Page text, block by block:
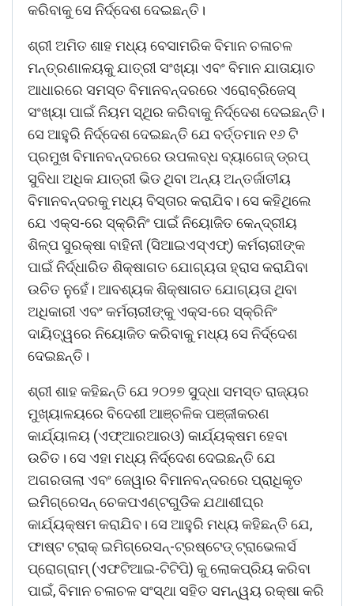
କରିବାକୁ ସେ ନିର୍ଦ୍ଦେଶ ଦେଇଛନ୍ତି।
ଶ୍ରୀ ଅମିତ ଶାହ ମଧ୍ୟ ବେସାମରିକ ବିମାନ ଚଳାଚଳ
ମନ୍ତ୍ରଣାଳୟକୁ ଯାତ୍ରୀ ସଂଖ୍ୟା ଏବଂ ବିମାନ ଯାତାୟାତ
ଆଧାରରେ ସମସ୍ତ ବିମାନବନ୍ଦରରେ ଏରୋବ୍ରିଜେସ୍‍
ସଂଖ୍ୟା ପାଇଁ ନିୟମ ସ୍ଥିର କରିବାକୁ ନିର୍ଦ୍ଦେଶ ଦେଇଛନ୍ତି।
ସେ ଆହୁରି ନିର୍ଦ୍ଦେଶ ଦେଇଛନ୍ତି ଯେ ବର୍ତ୍ତମାନ ୧୬ ଟି
ପ୍ରମୁଖ ବିମାନବନ୍ଦରରେ ଉପଲବ୍ଧ ବ୍ୟାଗେଜ୍ ଡ୍ରପ୍
ସୁବିଧା ଅଧିକ ଯାତ୍ରୀ ଭିଡ ଥିବା ଅନ୍ୟ ଅନ୍ତର୍ଜାତୀୟ
ବିମାନବନ୍ଦରକୁ ମଧ୍ୟ ବିସ୍ତାର କରାଯିବ। ସେ କହିଥିଲେ
ଯେ ଏକ୍ସ-ରେ ସ୍କ୍ରିନିଂ ପାଇଁ ନିୟୋଜିତ କେନ୍ଦ୍ରୀୟ
ଶିଳ୍ପ ସୁରକ୍ଷା ବାହିନୀ (ସିଆଇଏସ୍ଏଫ୍) କର୍ମଚାରୀଙ୍କ
ପାଇଁ ନିର୍ଦ୍ଧାରିତ ଶିକ୍ଷାଗତ ଯୋଗ୍ୟତା ହ୍ରାସ କରାଯିବା
ଉଚିତ ନୁହେଁ। ଆବଶ୍ୟକ ଶିକ୍ଷାଗତ ଯୋଗ୍ୟତା ଥିବା
ଅଧିକାରୀ ଏବଂ କର୍ମଚାରୀଙ୍କୁ ଏକ୍ସ-ରେ ସ୍କ୍ରିନିଂ
ଦାୟିତ୍ୱରେ ନିୟୋଜିତ କରିବାକୁ ମଧ୍ୟ ସେ ନିର୍ଦ୍ଦେଶ
ଦେଇଛନ୍ତି।
ଶ୍ରୀ ଶାହ କହିଛନ୍ତି ଯେ ୨୦୨୭ ସୁଦ୍ଧା ସମସ୍ତ ରାଜ୍ୟର
ମୁଖ୍ୟାଳୟରେ ବିଦେଶୀ ଆଞ୍ଚଳିକ ପଞ୍ଜୀକରଣ
କାର୍ଯ୍ୟାଳୟ (ଏଫ୍ଆରଆରଓ) କାର୍ଯ୍ୟକ୍ଷମ ହେବା
ଉଚିତ। ସେ ଏହା ମଧ୍ୟ ନିର୍ଦ୍ଦେଶ ଦେଇଛନ୍ତି ଯେ
ଅଗରତାଲା ଏବଂ ଜେୱାର ବିମାନବନ୍ଦରରେ ପ୍ରାଧିକୃତ
ଇମିଗ୍ରେସନ୍ ଚେକପଏଣ୍ଟଗୁଡିକ ଯଥାଶୀଘ୍ର
କାର୍ଯ୍ୟକ୍ଷମ କରାଯିବ। ସେ ଆହୁରି ମଧ୍ୟ କହିଛନ୍ତି ଯେ,
ଫାଷ୍ଟ ଟ୍ରାକ୍ ଇମିଗ୍ରେସନ୍-ଟ୍ରଷ୍ଟେଡ୍ ଟ୍ରାଭେଲର୍ସ
ପ୍ରୋଗ୍ରାମ୍ (ଏଫଟିଆଇ-ଟିଟିପି) କୁ ଲୋକପ୍ରିୟ କରିବା
ପାଇଁ, ବିମାନ ଚଳାଚଳ ସଂସ୍ଥା ସହିତ ସମନ୍ୱୟ ରକ୍ଷା କରି